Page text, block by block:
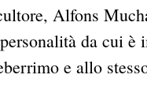
Alfons
da cui è
e allo